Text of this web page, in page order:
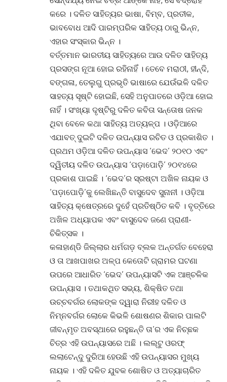
କରେ । ଦଳିତ ସାହିତ୍ୟର ଭାଷା, ବିମ୍ବ, ପ୍ରତୀକ,
ଭାବବୋଧ ଆଦି ପାରମ୍ପରିକ ସାହିତ୍ୟ ଠାରୁ ଭିନ୍ନ,
ଏହାର ସଂସ୍କାର ଭିନ୍ନ ।
ବର୍ତ୍ତମାନ ଭାରତୀୟ ସାହିତ୍ୟରେ ଆଉ ଦଳିତ ସାହିତ୍ୟ
ପ୍ରସଙ୍ଗ ନୂଆ ହୋଇ ରହିନାହିଁ । ତେବେ ମରାଠୀ, ହୀନ୍ଦି,
ବଙ୍ଗଳା, ତେଲୁଗୁ ପ୍ରଭୃତି ଭାଷାରେ ଯେଉଁଭଳି ଦଳିତ
ସାହତ୍ୟ ସୃଷ୍ଟି ହୋଇଛି, ସେହି ଅନୁପାତରେ ଓଡ଼ିଆ ହୋଇ
ନାହିଁ । ସଂଖ୍ୟା ଦୃଷ୍ଟିରୁ ଦଳିତ କବିତା ସନ୍ତୋଷ ଜନକ
ଥିବା ବେଳେ କଥା ସାହିତ୍ୟ ଅତ୍ୟଳ୍ପ । ଓଡ଼ିଆରେ
ଏଯାବତ୍ ଦୁଇଟି ଦଳିତ ଉପନ୍ୟାସ ରଚିତ ଓ ପ୍ରକାଶିତ ।
ପ୍ରଥମ ଓଡ଼ିଆ ଦଳିତ ଉପନ୍ୟାସ ‘ଭେଦ’ ୨୦୧୦ ଏବଂ
ଦ୍ୱିତୀୟ ଦଳିତ ଉପନ୍ୟାସ ‘ପଡ଼ାପୋଡ଼ି’ ୨୦୧୪ରେ
ପ୍ରକାଶ ପାଇଛି । ‘ଭେଦ’ର ସ୍ରଷ୍ଟା ଅଖିଳ ନାୟକ ଓ
‘ପଡ଼ାପୋଡ଼ି’କୁ ଲେଖିଛନ୍ତି ବାସୁଦେବ ସୁନାନୀ । ଓଡ଼ିଆ
ସାହିତ୍ୟ କ୍ଷେତ୍ରରେ ଦୁହେଁ ପ୍ରତିଷ୍ଠିତ କବି । ବୃତ୍ତିରେ
ଅଖିଳ ଅଧ୍ୟାପକ ଏବଂ ବାସୁଦେବ ଜଣେ ପ୍ରାଣୀ-
ଚିକିତ୍ସକ ।
କଳାହାଣ୍ଡି ଜିଲ୍ଲାର ଧର୍ମଗଡ଼ ବ୍ଲକ ଅନ୍ତର୍ଗତ ବେହେରା
ଓ ତା ଆଖପାଖର ଅଳ୍ପ କେତୋଟି ଗ୍ରାମର ଘଟଣା
ଉପରେ ଆଧାରିତ ‘ଭେଦ’ ଉପନ୍ୟାସଟି ଏକ ଆଞ୍ଚଳିକ
ଉପନ୍ୟାସ । ତଥାକଥିତ ସଭ୍ୟ, ଶିକ୍ଷିତ ତଥା
ଉଚ୍ଚବର୍ଗର ଲୋକଙ୍କ ଦ୍ୱାରା ନିରୀହ ଦଳିତ ଓ
ନିମ୍ନବର୍ଗର ଲୋକେ କିଭଳି ଶୋଷଣର ଶିକାର ପାଲଟି
ଜୀବନ୍ମୃତ ଅବସ୍ଥାରେ ରହୁଛନ୍ତି ତା’ର ଏକ ନିଚ୍ଛକ
ଚିତ୍ର ଏହି ଉପନ୍ୟାସରେ ଅଛି । ଲଲ୍‌ଟୁ ଓରଫ୍
ଲଲାଟେନ୍ଦୁ ଦୁରିଆ ହେଉଛି ଏହି ଉପନ୍ୟାସର ମୁଖ୍ୟ
ନାୟକ । ଏହି ଦଳିତ ଯୁବକ ଶୋଷିତ ଓ ଅତ୍ୟାଚାରିତ